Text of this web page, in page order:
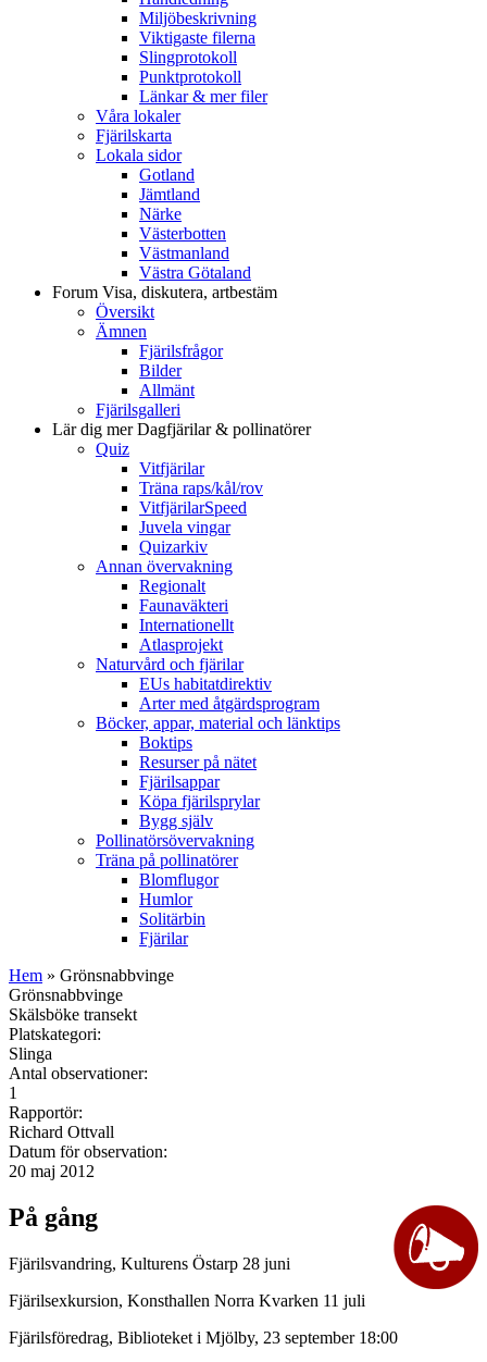
Miljöbeskrivning
Viktigaste filerna
Slingprotokoll
Punktprotokoll
Länkar & mer filer
Våra lokaler
Fjärilskarta
Lokala sidor
Gotland
Jämtland
Närke
Västerbotten
Västmanland
Västra Götaland
Forum Visa, diskutera, artbestäm
Översikt
Ämnen
Fjärilsfrågor
Bilder
Allmänt
Fjärilsgalleri
Lär dig merDagfjärilar & pollinatörer
Quiz
Vitfjärilar
Träna raps/kål/rov
VitfjärilarSpeed
Juvela vingar
Quizarkiv
Annan övervakning
Regionalt
Faunaväkteri
Internationellt
Atlasprojekt
Naturvård och fjärilar
EUs habitatdirektiv
Arter med åtgärdsprogram
Böcker, appar, material och länktips
Boktips
Resurser på nätet
Fjärilsappar
Köpa fjärilsprylar
Bygg själv
Pollinatörsövervakning
Träna på pollinatörer
Blomflugor
Humlor
Solitärbin
Fjärilar
Hem » Grönsnabbvinge
Grönsnabbvinge
Skälsböke transekt
Platskategori:
Slinga
Antal observationer:
1
Rapportör:
Richard Ottvall
Datum för observation:
20 maj 2012
På gång
Fjärilsvandring, Kulturens Östarp 28 juni
Fjärilsexkursion, Konsthallen Norra Kvarken 11 juli
Fjärilsföredrag, Biblioteket i Mjölby, 23 september 18:00